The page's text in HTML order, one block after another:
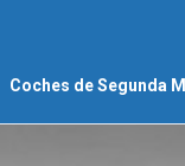
Coches de Segunda